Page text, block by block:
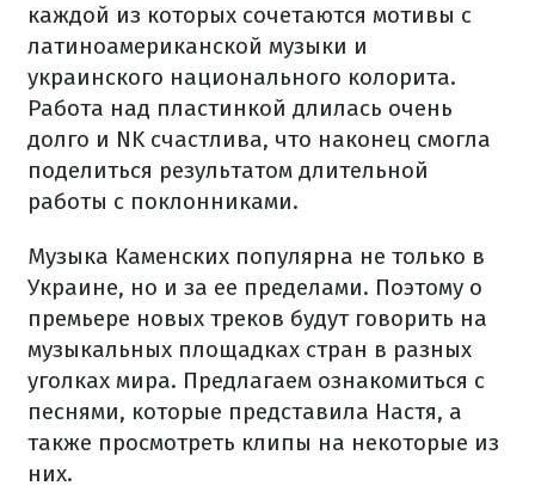
каждой из которых сочетаются мотивы с
латиноамериканской музыки и
украинского национального колорита.
Работа над пластинкой длилась очень
долго и NK счастлива, что наконец смогла
поделиться результатом длительной
работы с поклонниками.
Музыка Каменских популярна не только в
Украине, но и за ее пределами. Поэтому о
премьере новых треков будут говорить на
музыкальных площадках стран в разных
уголках мира. Предлагаем ознакомиться с
песнями, которые представила Настя, а
также просмотреть клипы на некоторые из
них.